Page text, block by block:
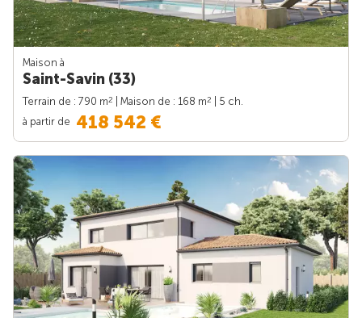
Maison à
Saint-Savin (33)
Terrain de : 790 m2 | Maison de : 168 m2
| 5 ch.
à partir de 418 542 €